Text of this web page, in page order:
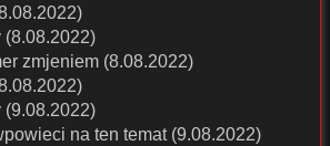
(8.08.2022)
zmjeniem (8.08.2022)
(9.08.2022)
na ten temat (9.08.2022)